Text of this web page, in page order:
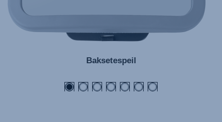
Baksetespeil